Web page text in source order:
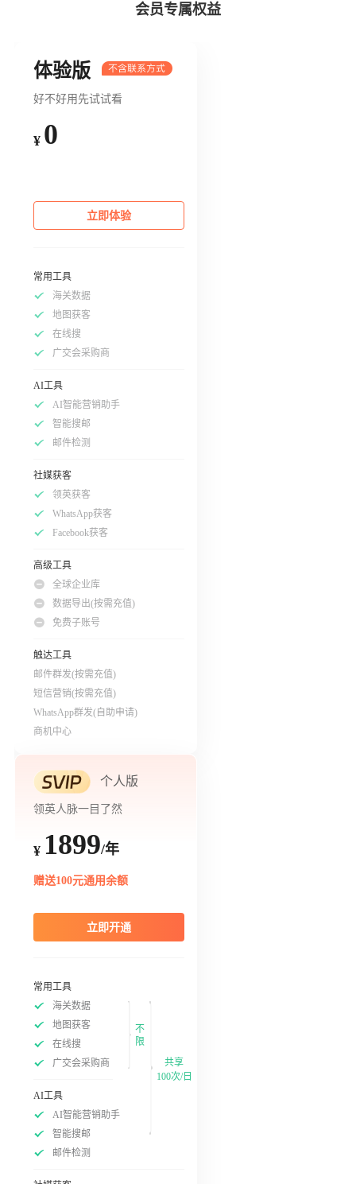
会员专属权益
体验版
好不好用先试试看
¥ 0
立即体验
常用工具
海关数据
地图获客
在线搜
广交会采购商
AI工具
AI智能营销助手
智能搜邮
邮件检测
社媒获客
领英获客
WhatsApp获客
Facebook获客
高级工具
全球企业库
数据导出(按需充值)
免费子账号
触达工具
邮件群发(按需充值)
短信营销(按需充值)
WhatsApp群发(自助申请)
商机中心
个人版
领英人脉一目了然
¥ 1899/年
赠送100元通用余额
立即开通
常用工具
海关数据
地图获客
在线搜
广交会采购商
不
限
AI工具
AI智能营销助手
智能搜邮
邮件检测
共享
100次/日